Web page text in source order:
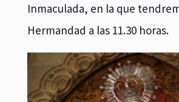
Inmaculada, en la que
Hermandad a las 11.30 horas.